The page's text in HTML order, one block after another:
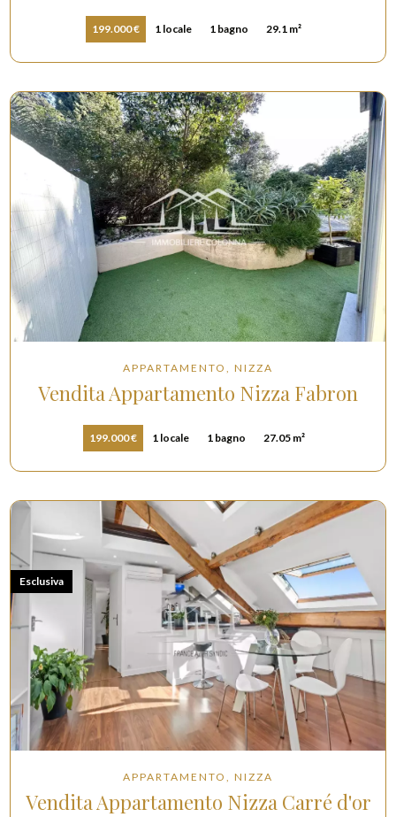
199.000 € 1 locale 1 bagno 29.1 m²
APPARTAMENTO, NIZZA
Vendita Appartamento Nizza Fabron
199.000 € 1 locale 1 bagno 27.05 m²
APPARTAMENTO, NIZZA
Vendita Appartamento Nizza Carré d'or
Esclusiva